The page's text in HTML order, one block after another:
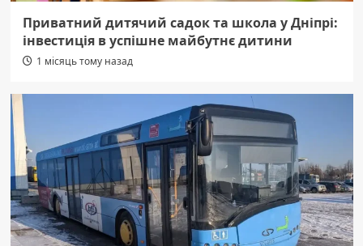
Приватний дитячий садок та школа у Дніпрі:
інвестиція в успішне майбутнє дитини
1 місяць тому назад